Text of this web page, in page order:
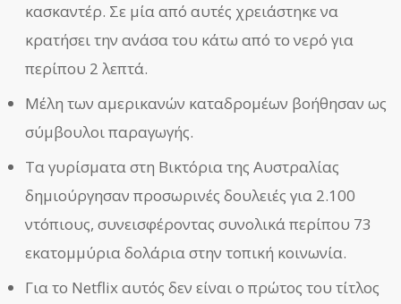
κασκαντέρ. Σε μία από αυτές χρειάστηκε να
κρατήσει την ανάσα του κάτω από το νερό για
περίπου 2 λεπτά.
Μέλη των αμερικανών καταδρομέων βοήθησαν ως
σύμβουλοι παραγωγής.
Τα γυρίσματα στη Βικτόρια της Αυστραλίας
δημιούργησαν προσωρινές δουλειές για 2.100
ντόπιους, συνεισφέροντας συνολικά περίπου 73
εκατομμύρια δολάρια στην τοπική κοινωνία.
Για το Netflix αυτός δεν είναι ο πρώτος του τίτλος